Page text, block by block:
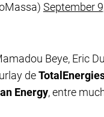
September
Beye, Eric
de
Energy, entre